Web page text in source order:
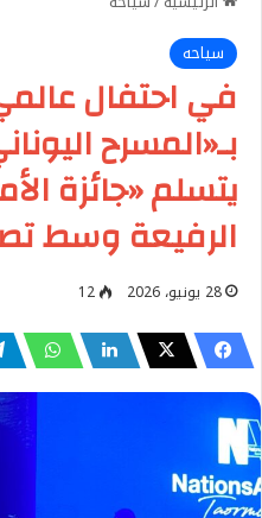
سياحه
في احتفال
بـ«المسرح
يتسلم «جائزة
الرفيعة وسط
28 يونيو، 2026 12